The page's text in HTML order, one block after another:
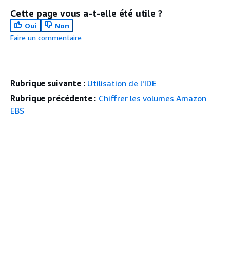
Cette page vous a-t-elle été utile ?
Oui
Non
Faire un commentaire
Rubrique suivante : Utilisation de l'IDE
Rubrique précédente : Chiffrer les volumes Amazon
EBS